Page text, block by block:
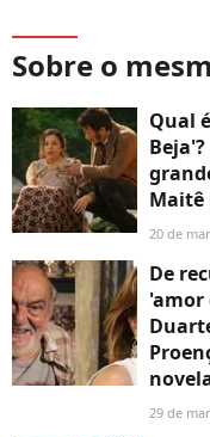
Sobre o
Qual
Maitê
20 de
De
'amor
29 de